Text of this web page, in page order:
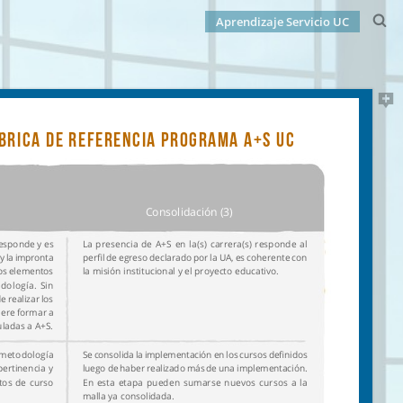
Aprendizaje Servicio UC